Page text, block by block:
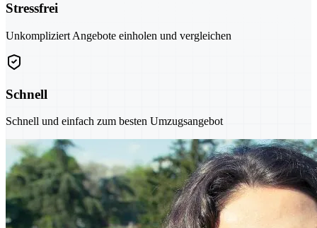
Stressfrei
Unkompliziert Angebote einholen und vergleichen
Schnell
Schnell und einfach zum besten Umzugsangebot